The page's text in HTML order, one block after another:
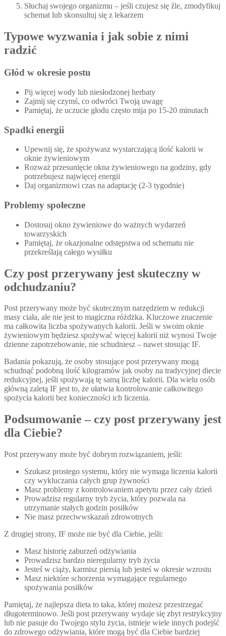
Słuchaj swojego organizmu – jeśli czujesz się źle, zmodyfikuj
schemat lub skonsultuj się z lekarzem
Typowe wyzwania i jak sobie z nimi
radzić
Głód w okresie postu
Pij więcej wody lub niesłodzonej herbaty
Zajmij się czymś, co odwróci Twoją uwagę
Pamiętaj, że uczucie głodu często mija po 15-20 minutach
Spadki energii
Upewnij się, że spożywasz wystarczającą ilość kalorii w
oknie żywieniowym
Rozważ przesunięcie okna żywieniowego na godziny, gdy
potrzebujesz najwięcej energii
Daj organizmowi czas na adaptację (2-3 tygodnie)
Problemy społeczne
Dostosuj okno żywieniowe do ważnych wydarzeń
towarzyskich
Pamiętaj, że okazjonalne odstępstwa od schematu nie
przekreślają całego wysiłku
Czy post przerywany jest skuteczny w
odchudzaniu?
Post przerywany może być skutecznym narzędziem w redukcji
masy ciała, ale nie jest to magiczna różdżka. Kluczowe znaczenie
ma całkowita liczba spożywanych kalorii. Jeśli w swoim oknie
żywieniowym będziesz spożywać więcej kalorii niż wynosi Twoje
dzienne zapotrzebowanie, nie schudniesz – nawet stosując IF.
Badania pokazują, że osoby stosujące post przerywany mogą
schudnąć podobną ilość kilogramów jak osoby na tradycyjnej diecie
redukcyjnej, jeśli spożywają tę samą liczbę kalorii. Dla wielu osób
główną zaletą IF jest to, że ułatwia kontrolowanie całkowitego
spożycia kalorii bez konieczności ich liczenia.
Podsumowanie – czy post przerywany jest
dla Ciebie?
Post przerywany może być dobrym rozwiązaniem, jeśli:
Szukasz prostego systemu, który nie wymaga liczenia kalorii
czy wykluczania całych grup żywności
Masz problemy z kontrolowaniem apetytu przez cały dzień
Prowadzisz regularny tryb życia, który pozwala na
utrzymanie stałych godzin posiłków
Nie masz przeciwwskazań zdrowotnych
Z drugiej strony, IF może nie być dla Ciebie, jeśli:
Masz historię zaburzeń odżywiania
Prowadzisz bardzo nieregularny tryb życia
Jesteś w ciąży, karmisz piersią lub jesteś w okresie wzrostu
Masz niektóre schorzenia wymagające regularnego
spożywania posiłków
Pamiętaj, że najlepsza dieta to taka, której możesz przestrzegać
długoterminowo. Jeśli post przerywany wydaje się zbyt restrykcyjny
lub nie pasuje do Twojego stylu życia, istnieje wiele innych podejść
do zdrowego odżywiania, które mogą być dla Ciebie bardziej